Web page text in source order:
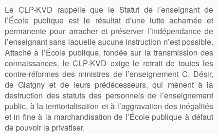
Le CLP-KVD rappelle que le Statut de l’enseignant de
l’École publique est le résultat d’une lutte acharnée et
permanente pour arracher et préserver l’indépendance de
l’enseignant sans laquelle aucune instruction n’est possible.
Attaché à l’École publique, fondée sur la transmission des
connaissances, le CLP-KVD exige le retrait de toutes les
contre-réformes des ministres de l’enseignement C. Désir,
de Glatgny et de leurs prédécesseurs, qui mènent à la
destruction des statuts des personnels de l’enseignement
public, à la territorialisation et à l’aggravation des inégalités
et in fine à la marchandisation de l’École publique à défaut
de pouvoir la privatiser.